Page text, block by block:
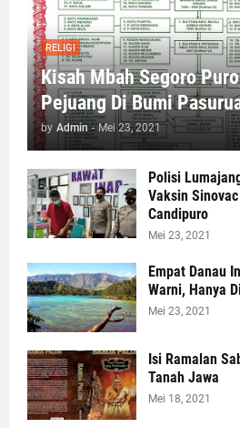
RELIGI
Kisah Mbah Segoro
Pejuang Di Bumi
by Admin - Mei 23, 2021
Polisi
Vaksin
Candipuro
Mei 23, 2021
Empat Danau
Warni, Hanya
Mei 23, 2021
Isi Ramalan
Tanah Jawa
Mei 18, 2021